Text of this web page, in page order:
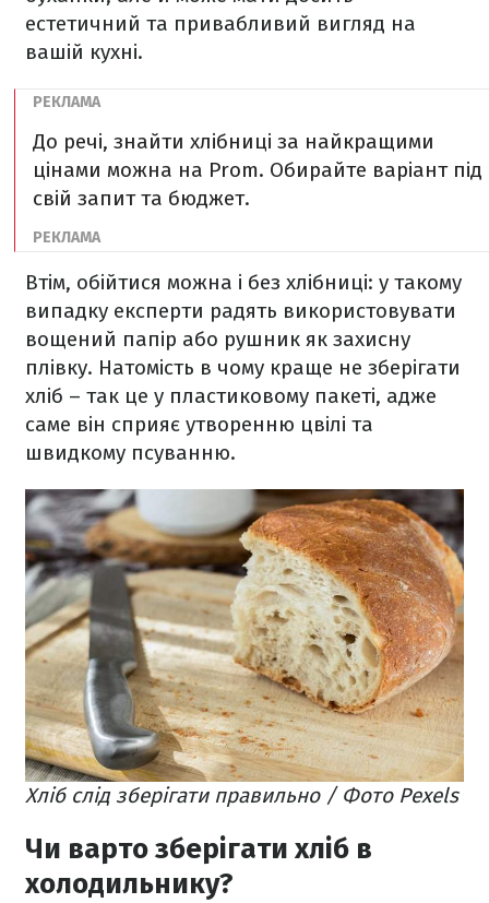
естетичний та привабливий вигляд на
вашій кухні.
До речі, знайти хлібниці за найкращими
цінами можна на Prom. Обирайте варіант під
свій запит та бюджет.
Втім, обійтися можна і без хлібниці: у такому
випадку експерти радять використовувати
вощений папір або рушник як захисну
плівку. Натомість в чому краще не зберігати
хліб – так це у пластиковому пакеті, адже
саме він сприяє утворенню цвілі та
швидкому псуванню.
Хліб слід зберігати правильно / Фото Pexels
Чи варто зберігати хліб в
холодильнику?